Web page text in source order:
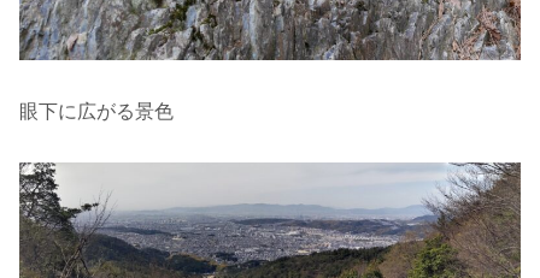
眼下に広がる景色